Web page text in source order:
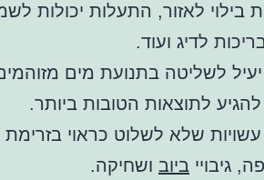
בילוי לאזור, התעלות יכולות
לדיג ועוד.
לשליטה בתנועת מים
לתוצאות הטובות ביותר.
שלא לשלוט כראוי בזרימת
גיבויי ביוב ושחיקה.